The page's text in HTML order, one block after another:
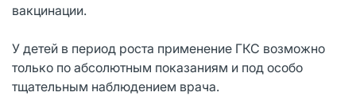
вакцинации.
У детей в период роста применение ГКС возможно
только по абсолютным показаниям и под особо
тщательным наблюдением врача.